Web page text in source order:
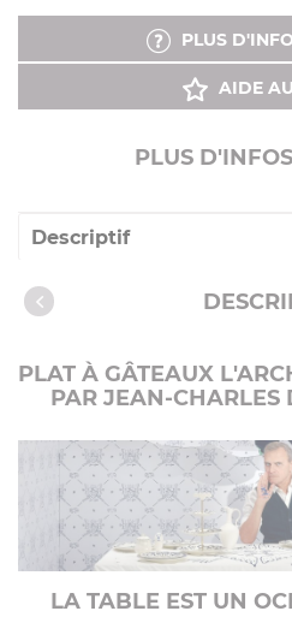
PLUS
AIDE
PLUS
Descriptif
Caractéristiques
PLAT À GÂTEAUX
PAR JEAN-CHARLES
LA TABLE EST UN